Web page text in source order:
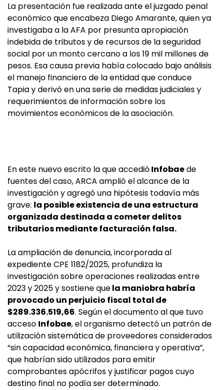
La presentación fue realizada ante el juzgado penal
económico que encabeza Diego Amarante, quien ya
investigaba a la AFA por presunta apropiación
indebida de tributos y de recursos de la seguridad
social por un monto cercano a los 19 mil millones de
pesos. Esa causa previa había colocado bajo análisis
el manejo financiero de la entidad que conduce
Tapia y derivó en una serie de medidas judiciales y
requerimientos de información sobre los
movimientos económicos de la asociación.
En este nuevo escrito la que accedióInfobaede
fuentes del caso, ARCA amplió el alcance de la
investigación y agregó una hipótesis todavía más
grave: la posible existencia de una estructura
organizada destinada a cometer delitos
tributarios mediante facturación falsa.
La ampliación de denuncia, incorporada al
expediente CPE 1182/2025, profundiza la
investigación sobre operaciones realizadas entre
2023 y 2025 y sostiene quela maniobra habría
provocado un perjuicio fiscal total de
$289.336.519,66. Según el documento al que tuvo
acceso Infobae, el organismo detectó un patrón de
utilización sistemática de proveedores considerados
“sin capacidad económica, financiera y operativa”,
que habrían sido utilizados para emitir
comprobantes apócrifos y justificar pagos cuyo
destino final no podía ser determinado.